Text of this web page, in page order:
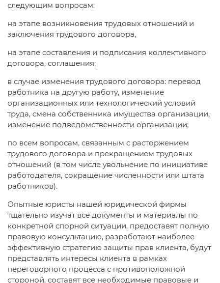
следующим вопросам:
на этапе возникновения трудовых отношений и
заключения трудового договора,
на этапе составления и подписания коллективного
договора, соглашения;
в случае изменения трудового договора: перевод
работника на другую работу, изменение
организационных или технологический условий
труда, смена собственника имущества организации,
изменение подведомственности организации;
по всем вопросам, связанным с расторжением
трудового договора и прекращением трудовых
отношений (в том числе увольнение по инициативе
работодателя, сокращение численности или штата
работников).
Опытные юристы нашей юридической фирмы
тщательно изучат все документы и материалы по
конкретной спорной ситуации, предоставят полную
правовую консультацию, разработают наиболее
эффективную стратегию защиты прав клиента, будут
представлять интересы клиента в рамках
переговорного процесса с противоположной
стороной, составят все необходимые правовые и